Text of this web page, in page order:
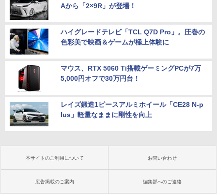
Aから「2×9R」が登場！
ハイグレードテレビ「TCL Q7D Pro」。圧巻の
色彩美で映画＆ゲームが極上体験に
マウス、RTX 5060 Ti搭載ゲーミングPCが7万
5,000円オフで30万円台！
レイズ鍛造1ピースアルミホイール「CE28 N-p
lus」軽量なままに剛性を向上
本サイトのご利用について お問い合わせ
広告掲載のご案内 編集部へのご連絡